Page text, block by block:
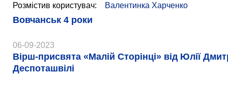
Розмістив користувач: Валентинка Харченко
Вовчанськ 4 роки
06-09-2023
Вірш-присвята «Малій Сторінці» від Юлії
Деспоташвілі